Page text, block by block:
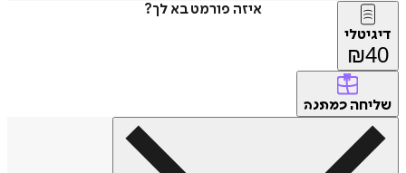
איזה פורמט בא לך?
דיגיטלי
₪40
שליחה כמתנה